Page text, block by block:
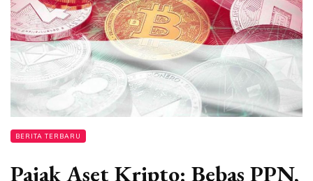
BERITA TERBARU
Pajak Aset Kripto: Bebas PPN,